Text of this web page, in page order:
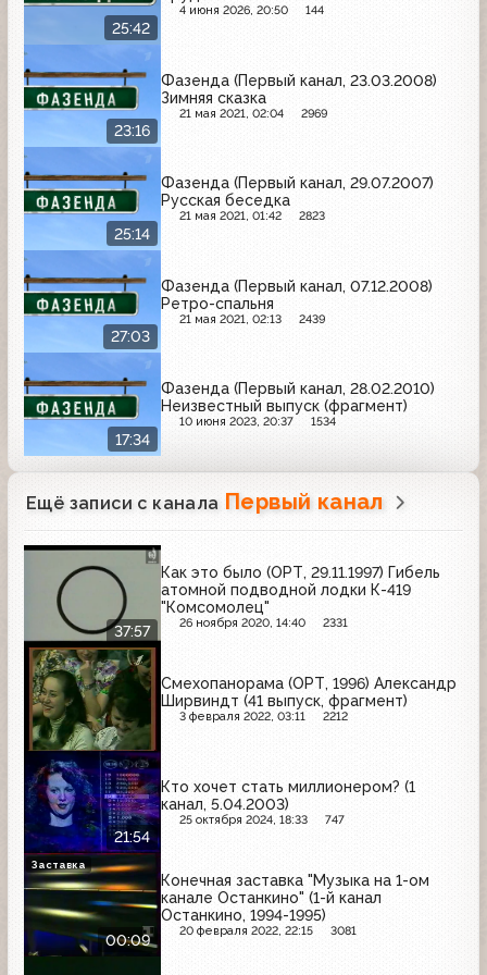
25:42
4 июня 2026, 20:50 144
23:16
Фазенда (Первый канал, 23.03.2008)
Зимняя сказка
21 мая 2021, 02:04 2969
25:14
Фазенда (Первый канал, 29.07.2007)
Русская беседка
21 мая 2021, 01:42 2823
27:03
Фазенда (Первый канал, 07.12.2008)
Ретро-спальня
21 мая 2021, 02:13 2439
17:34
Фазенда (Первый канал, 28.02.2010)
Неизвестный выпуск (фрагмент)
10 июня 2023, 20:37 1534
Ещё записи с канала Первый канал
37:57
Как это было (ОРТ, 29.11.1997) Гибель
атомной подводной лодки К-419
"Комсомолец"
26 ноября 2020, 14:40 2331
Смехопанорама (ОРТ, 1996) Александр
Ширвиндт (41 выпуск, фрагмент)
3 февраля 2022, 03:11 2212
21:54
Кто хочет стать миллионером? (1
канал, 5.04.2003)
25 октября 2024, 18:33 747
00:09
Конечная заставка "Музыка на 1-ом
канале Останкино" (1-й канал
Останкино, 1994-1995)
20 февраля 2022, 22:15 3081
Заставка